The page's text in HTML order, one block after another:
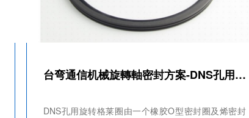
台弯通信机械旋轉軸密封方案-DNS孔用旋转格莱圈
DNS孔用旋转格莱圈由一个橡胶O型密封圈及烯密封